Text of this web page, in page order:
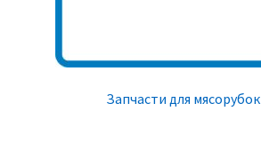
Запчасти для мясорубок